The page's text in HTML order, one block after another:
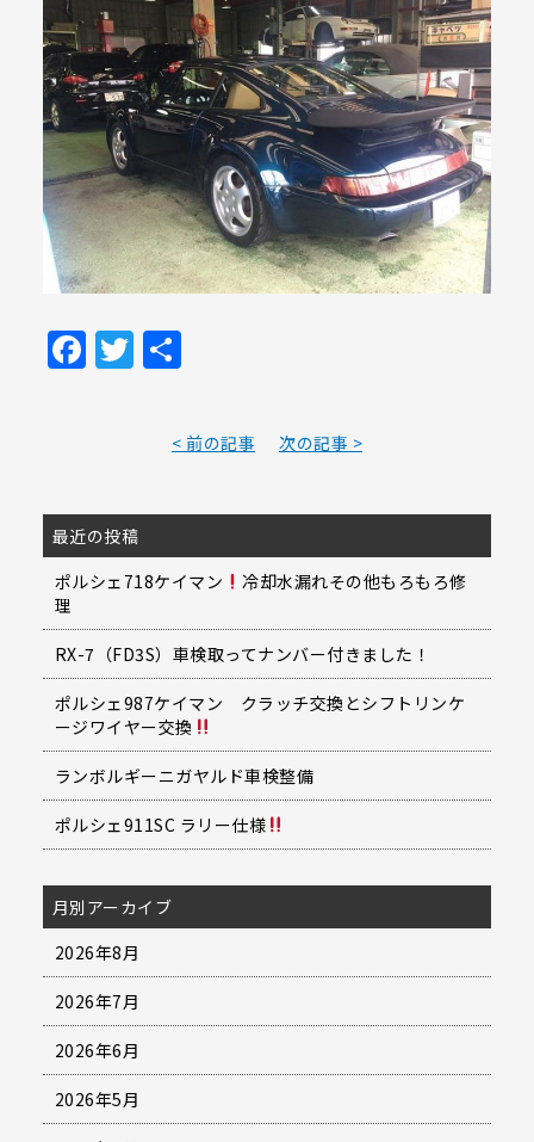
Facebook
Twitter
共
< 前の記事 次の記事 >
最近の投稿
ポルシェ718ケイマン
冷却水漏れその他もろもろ修
理
RX-7（FD3S）車検取ってナンバー付きました！
ポルシェ987ケイマン クラッチ交換とシフトリンケ
ージワイヤー交換
ランボルギーニガヤルド車検整備
ポルシェ911SC ラリー仕様
月別アーカイブ
2026年8月
2026年7月
2026年6月
2026年5月